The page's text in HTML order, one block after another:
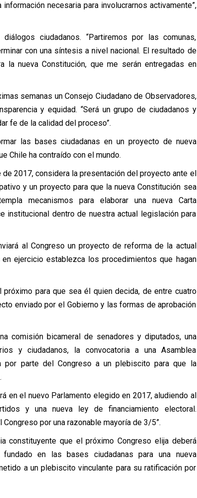
necesaria para involucrarnos activamente”,
ciudadanos. “Partiremos por las comunas,
con una síntesis a nivel nacional. El resultado de
nueva Constitución, que me serán entregadas en
semanas un Consejo Ciudadano de Observadores,
y equidad. “Será un grupo de ciudadanos y
fe de la calidad del proceso”.
las bases ciudadanas en un proyecto de nueva
Chile ha contraído con el mundo.
2017, considera la presentación del proyecto ante el
y un proyecto para que la nueva Constitución sea
mecanismos para elaborar una nueva Carta
institucional dentro de nuestra actual legislación para
al Congreso un proyecto de reforma de la actual
ejercicio establezca los procedimientos que hagan
para que sea él quien decida, de entre cuatro
enviado por el Gobierno y las formas de aprobación
comisión bicameral de senadores y diputados, una
y ciudadanos, la convocatoria a una Asamblea
por parte del Congreso a un plebiscito para que la
en el nuevo Parlamento elegido en 2017, aludiendo al
y una nueva ley de financiamiento electoral.
por una razonable mayoría de 3/5”.
constituyente que el próximo Congreso elija deberá
en las bases ciudadanas para una nueva
a un plebiscito vinculante para su ratificación por